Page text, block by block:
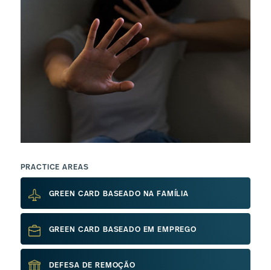
PRACTICE AREAS
GREEN CARD BASEADO NA FAMÍLIA
GREEN CARD BASEADO EM EMPREGO
DEFESA DE REMOÇÃO